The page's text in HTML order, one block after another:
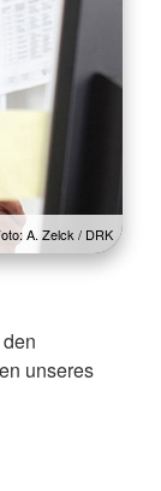
A. Zelck / DRK
unseres